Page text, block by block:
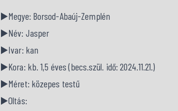
▶️Megye: Borsod-Abaúj-Zemplén
▶️Név: Jasper
▶️Ivar: kan
▶️Kora: kb. 1,5 éves (becs.szül. idő: 2024.11.21.)
▶️Méret: közepes testű
▶️Oltás: